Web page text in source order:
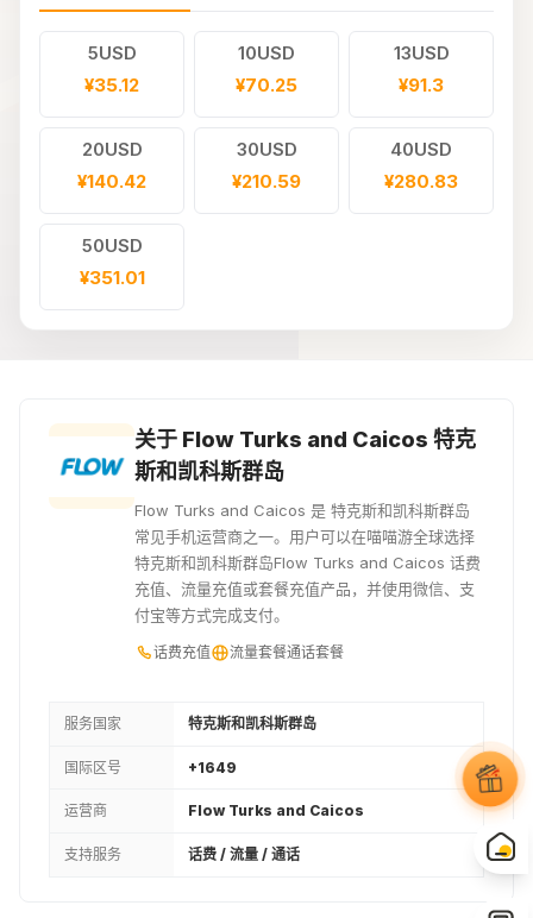
5USD
¥35.12
10USD
¥70.25
13USD
¥91.3
20USD
¥140.42
30USD
¥210.59
40USD
¥280.83
50USD
¥351.01
关于 Flow Turks and Caicos 特克
斯和凯科斯群岛
Flow Turks and Caicos 是 特克斯和凯科斯群岛
常见手机运营商之一。用户可以在喵喵游全球选择
特克斯和凯科斯群岛Flow Turks and Caicos 话费
充值、流量充值或套餐充值产品，并使用微信、支
付宝等方式完成支付。
话费充值 流量套餐通话套餐
服务国家 特克斯和凯科斯群岛
国际区号 +1649
运营商 Flow Turks and Caicos
支持服务 话费 / 流量 / 通话